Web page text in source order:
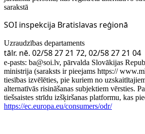
sarakstā
SOI inspekcija Bratislavas reģionā
Uzraudzības departaments
tālr. nē. 02/58 27 21 72, 02/58 27 21 04
e-pasts: ba@soi.lv, pārvalda Slovākijas
ministrija (saraksts ir pieejams https://
tiesības izvēlēties, pie kuriem no
alternatīvās risināšanas subjektiem vērsties.
tiešsaistes strīdu izšķiršanas platformu, kas
https://ec.europa.eu/consumers/odr/